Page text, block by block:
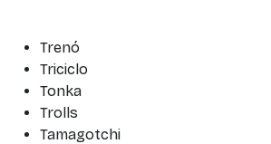
Trenó
Triciclo
Tonka
Trolls
Tamagotchi